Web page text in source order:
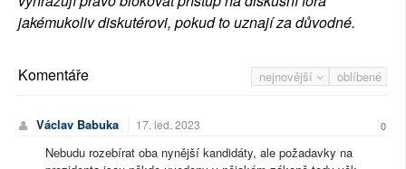
jakémukoliv diskutérovi, pokud to uznají za důvodné.
nejnovější oblíbené
Komentáře
Václav Babuka 17. led. 2023 0
Nebudu rozebírat oba nynější kandidáty, ale požadavky na